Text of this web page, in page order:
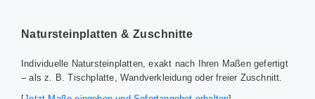
Natursteinplatten & Zuschnitte
Individuelle Natursteinplatten, exakt nach Ihren Maßen gefertigt
– als z. B. Tischplatte, Wandverkleidung oder freier Zuschnitt.